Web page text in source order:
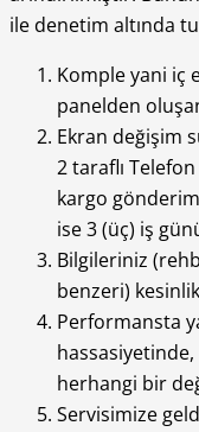
ile denetim altında
Komple yani iç
panelden
Ekran değişim
2 taraflı
kargo
ise 3 (üç) iş
Bilgileriniz
benzeri)
Performansta
herhangi bir
Servisimize